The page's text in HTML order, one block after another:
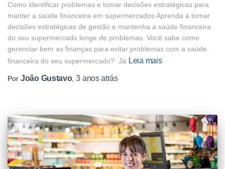
Como identificar problemas e tomar decisões estratégicas para
manter a saúde financeira em supermercados Aprenda a tomar
decisões estratégicas de gestão e mantenha a saúde financeira
do seu supermercado longe de problemas. Você sabe como
gerenciar bem as finanças para evitar problemas com a saúde
financeira do seu supermercado? Já Leia mais
Por João Gustavo,3 anosatrás